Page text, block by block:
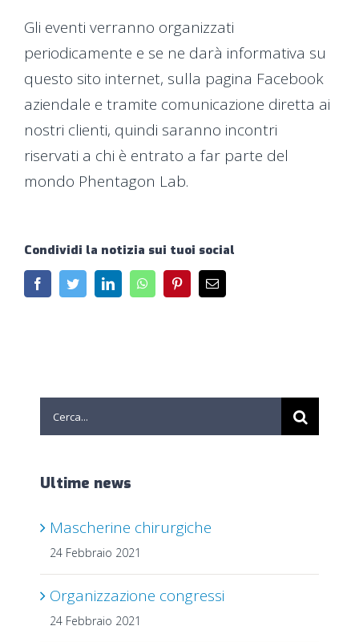
Gli eventi verranno organizzati
periodicamente e se ne darà informativa su
questo sito internet, sulla pagina Facebook
aziendale e tramite comunicazione diretta ai
nostri clienti, quindi saranno incontri
riservati a chi è entrato a far parte del
mondo Phentagon Lab.
Condividi la notizia sui tuoi social
FacebookTwitterLinkedInWhatsAppPinterestEmail
Cerca
per:
Ultime news
Mascherine chirurgiche
24 Febbraio 2021
Organizzazione congressi
24 Febbraio 2021